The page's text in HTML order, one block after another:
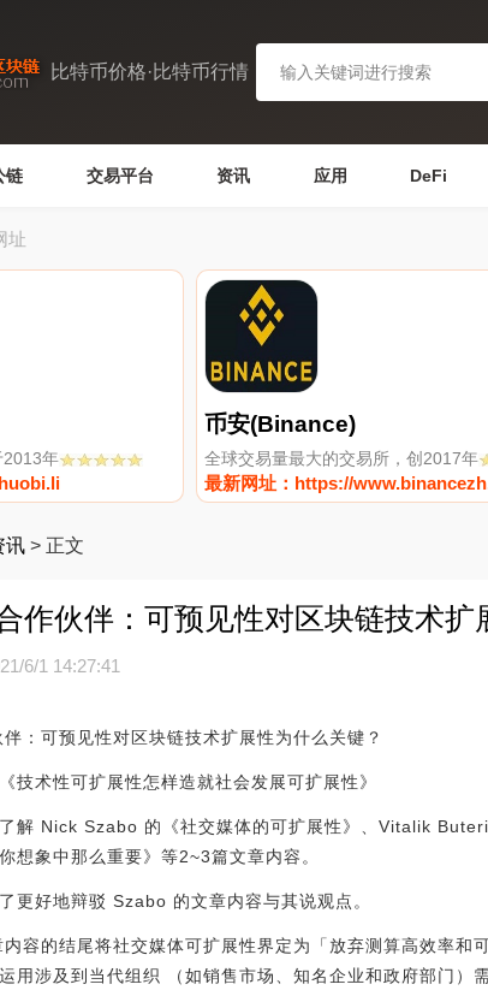
比特币价格·比特币行情
链 交易平台 资讯 应用 DeFi
址
2013年
币安(Binance)
全球交易量最大的交易所，创2017年
最新网址：https://
讯 > 正文
作伙伴：可预见性对区块链技术
6/1 14:27:41
：可预见性对区块链技术扩展性为什么关键？
技术性可扩展性怎样造就社会发展可扩展性》
解 Nick Szabo 的《社交媒体的可扩展性》、Vitalik
想象中那么重要》等2~3篇文章内容。
更好地辩驳 Szabo 的文章内容与其说观点。
容的结尾将社交媒体可扩展性界定为「放弃测算高效率
用涉及到当代组织 （如销售市场、知名企业和政府部门）